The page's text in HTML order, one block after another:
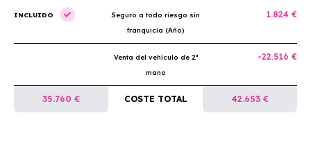
INCLUIDO
Seguro a todo riesgo sin
franquicia (Año)
1.824 €
Venta del vehículo de 2ª
mano
-22.516 €
35.760 € COSTE TOTAL 42.653 €